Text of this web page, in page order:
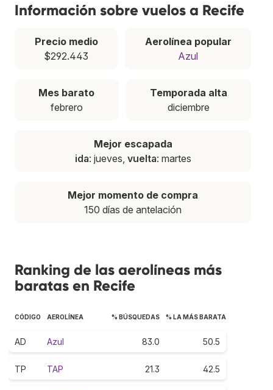
Información sobre vuelos a Recife
Precio medio
$292.443
Aerolínea popular
Azul
Mes barato
febrero
Temporada alta
diciembre
Mejor escapada
ida: jueves, vuelta: martes
Mejor momento de compra
150 días de antelación
Ranking de las aerolíneas más
baratas en Recife
CÓDIGO AEROLÍNEA % BÚSQUEDAS % LA MÁS BARATA
AD Azul 83.0 50.5
TP TAP 21.3 42.5